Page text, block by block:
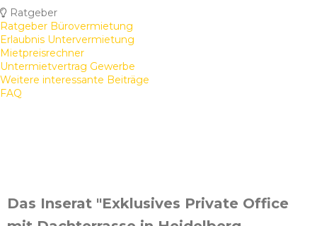
Ratgeber
Ratgeber Bürovermietung
Erlaubnis Untervermietung
Mietpreisrechner
Untermietvertrag Gewerbe
Weitere interessante Beiträge
FAQ
Das Inserat "Exklusives Private Office